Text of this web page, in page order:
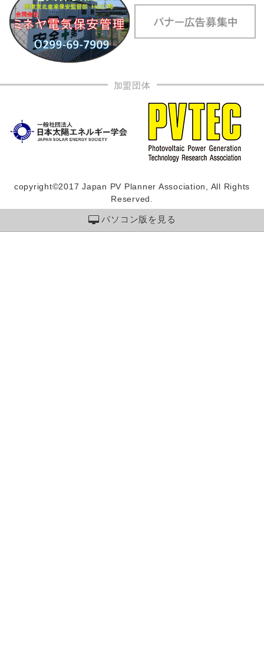
加盟団体
copyright©2017 Japan PV Planner Association, All Rights
Reserved.
パソコン版を見る